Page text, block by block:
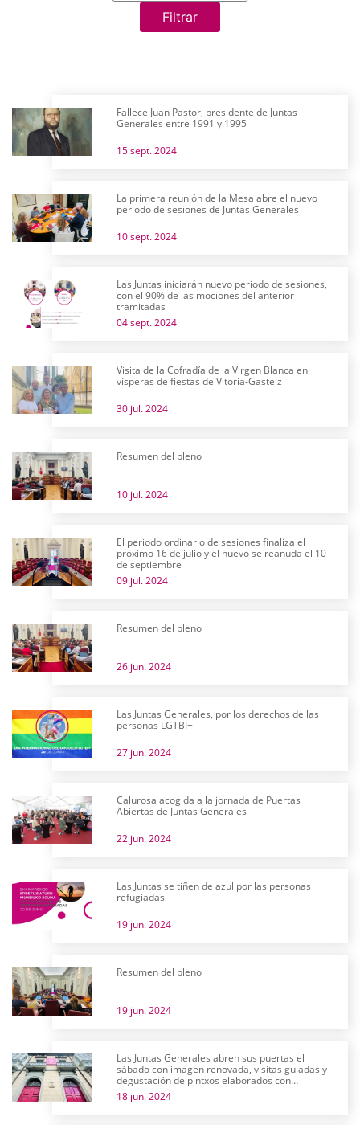
Filtrar
Fallece Juan Pastor, presidente de Juntas
Generales entre 1991 y 1995
15 sept. 2024
La primera reunión de la Mesa abre el nuevo
periodo de sesiones de Juntas Generales
10 sept. 2024
Las Juntas iniciarán nuevo periodo de sesiones,
con el 90% de las mociones del anterior
tramitadas
04 sept. 2024
Visita de la Cofradía de la Virgen Blanca en
vísperas de fiestas de Vitoria-Gasteiz
30 jul. 2024
Resumen del pleno
10 jul. 2024
El periodo ordinario de sesiones finaliza el
próximo 16 de julio y el nuevo se reanuda el 10
de septiembre
09 jul. 2024
Resumen del pleno
26 jun. 2024
Las Juntas Generales, por los derechos de las
personas LGTBI+
27 jun. 2024
Calurosa acogida a la jornada de Puertas
Abiertas de Juntas Generales
22 jun. 2024
Las Juntas se tiñen de azul por las personas
refugiadas
19 jun. 2024
Resumen del pleno
19 jun. 2024
Las Juntas Generales abren sus puertas el
sábado con imagen renovada, visitas guiadas y
degustación de pintxos elaborados con
productos alaveses
18 jun. 2024